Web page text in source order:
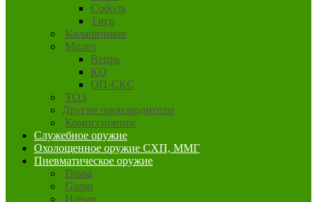
Соболь
Тигр
Калашников
Молот
Вепрь
КО
ОП-СКС
ТОЗ
Другие производители
Комиссионное
Служебное оружие
Охолощенное оружие СХП, ММГ
Пневматическое оружие
Diana
Gamo
Hatsan